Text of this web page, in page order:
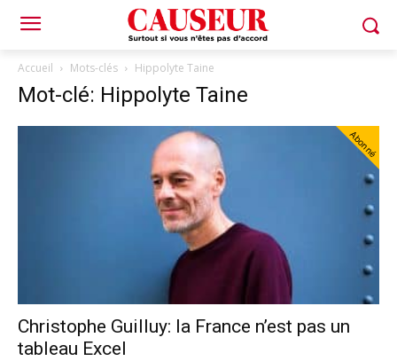
Accueil Mots-clés Hippolyte Taine
Mot-clé: Hippolyte Taine
Abonné
Christophe Guilluy: la France n’est pas un
tableau Excel